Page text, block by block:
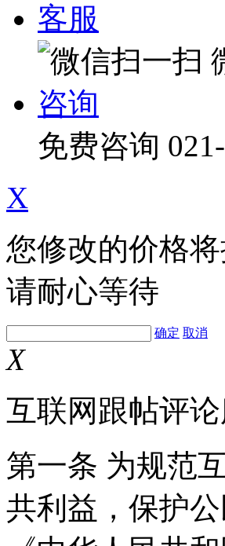
客服
咨询
免费咨询
X
您修改的价格
请耐心等待
确定 取消
X
互联网跟帖评
第一条 为规范
共利益，保护